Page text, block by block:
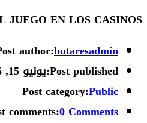
EN LOS CASINOS
author:butaresadmin
Post published: يونيو 15, 2026
Post category:Public
comments:0 Comments